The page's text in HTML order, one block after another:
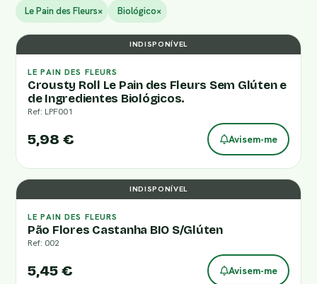
Le Pain des Fleurs× Biológico×
INDISPONÍVEL
LE PAIN DES FLEURS
Crousty Roll Le Pain des Fleurs Sem Glúten e
de Ingredientes Biológicos.
Ref: LPF001
5,98 € Avisem-me
INDISPONÍVEL
LE PAIN DES FLEURS
Pão Flores Castanha BIO S/Glúten
Ref: 002
5,45 € Avisem-me